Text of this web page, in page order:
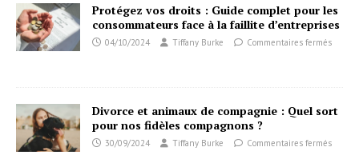
Protégez vos droits : Guide complet pour les
consommateurs face à la faillite d’entreprises
04/10/2024 Tiffany Burke Commentaires fermés
Divorce et animaux de compagnie : Quel sort
pour nos fidèles compagnons ?
30/09/2024 Tiffany Burke Commentaires fermés